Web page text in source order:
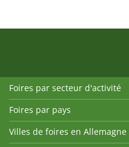
Foires par secteur d'activité
Foires par pays
Villes de foires en Allemagne